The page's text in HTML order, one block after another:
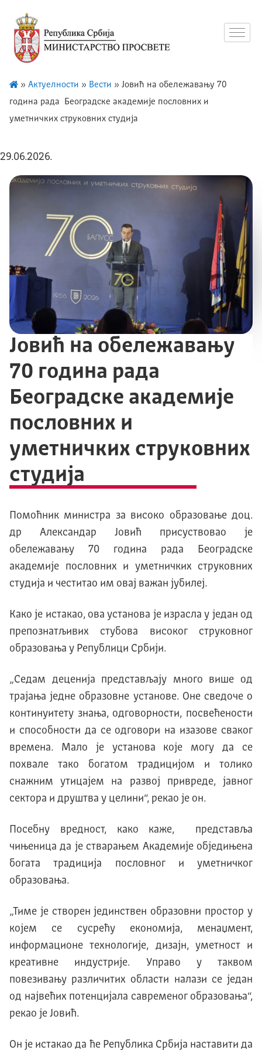
» Актуелности » Вести » Јовић на обележавању 70
година рада Београдске академије пословних и
уметничких струковних студија
29.06.2026.
Јовић на обележавању
70 година рада
Београдске академије
пословних и
уметничких струковних
студија
Помоћник министра за високо образовање доц.
др Александар Јовић присуствовао је
обележавању 70 година рада Београдске
академије пословних и уметничких струковних
студија и честитао им овај важан јубилеј.
Kако је истакао, ова установа је израсла у један од
препознатљивих стубова високог струковног
образовања у Републици Србији.
„Седам деценија представљају много више од
трајања једне образовне установе. Оне сведоче о
континуитету знања, одговорности, посвећености
и способности да се одговори на изазове сваког
времена. Мало је установа које могу да се
похвале тако богатом традицијом и толико
снажним утицајем на развој привреде, јавног
сектора и друштва у целини“, рекао је он.
Посебну вредност, како каже, представља
чињеница да је стварањем Академије обједињена
богата традиција пословног и уметничког
образовања.
„Тиме је створен јединствен образовни простор у
којем се сусрећу економија, менаџмент,
информационе технологије, дизајн, уметност и
креативне индустрије. Управо у таквом
повезивању различитих области налази се један
од највећих потенцијала савременог образовања“,
рекао је Јовић.
Он је истакао да ће Република Србија наставити да